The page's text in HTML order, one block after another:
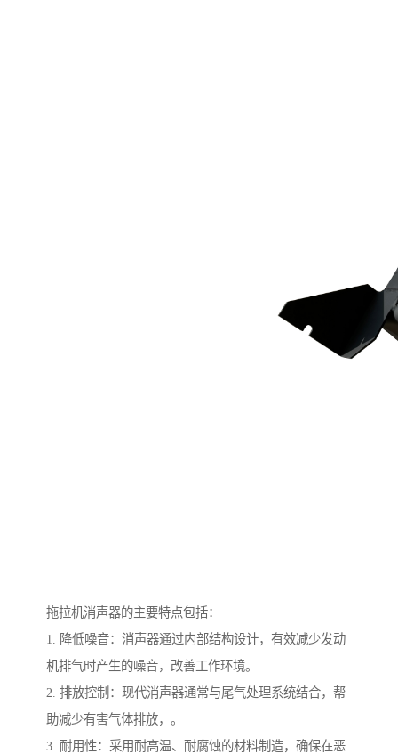
拖拉机消声器的主要特点包括：
1. 降低噪音：消声器通过内部结构设计，有效减少发动
机排气时产生的噪音，改善工作环境。
2. 排放控制：现代消声器通常与尾气处理系统结合，帮
助减少有害气体排放，。
3. 耐用性：采用耐高温、耐腐蚀的材料制造，确保在恶